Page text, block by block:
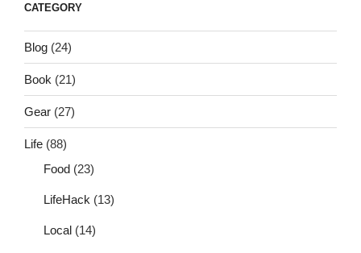
CATEGORY
Blog (24)
Book (21)
Gear (27)
Life (88)
Food (23)
LifeHack (13)
Local (14)